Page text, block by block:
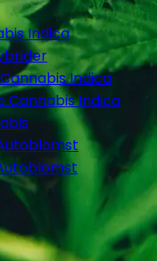
Indica
Indica
Cannabis Indica